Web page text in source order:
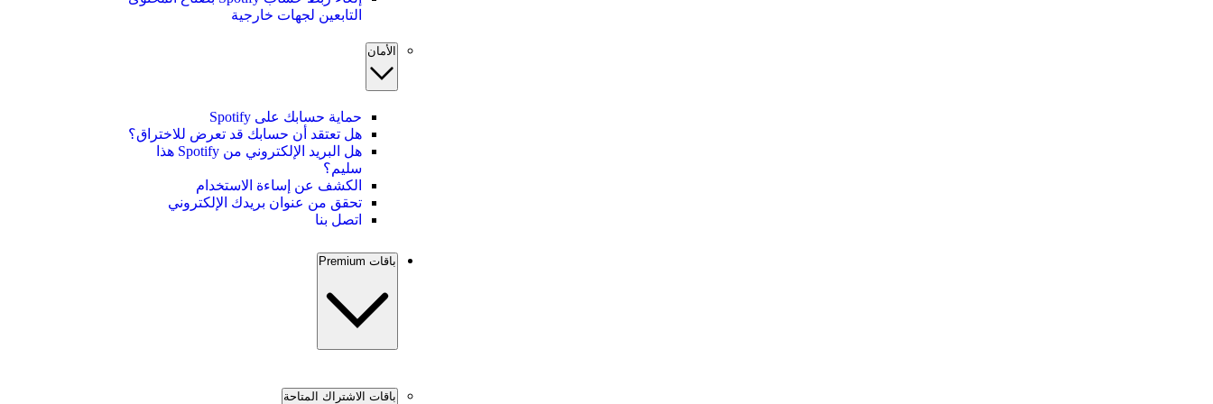
التابعين لجهات خارجية
الأمان
حماية حسابك على Spotify
هل تعتقد أن حسابك قد تعرض للاختراق؟
هل البريد الإلكتروني من Spotify هذا
سليم؟
الكشف عن إساءة الاستخدام
تحقق من عنوان بريدك الإلكتروني
اتصل بنا
باقات Premium
باقات الاشتراك المتاحة